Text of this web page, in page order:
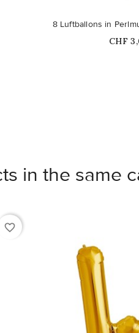
8 Luftballons in
Price
CHF
in the same
favorite_border